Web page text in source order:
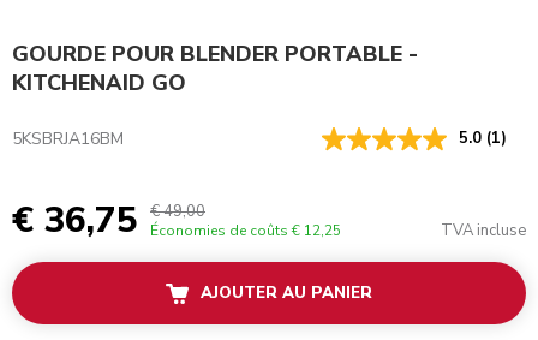
GOURDE POUR BLENDER PORTABLE -
KITCHENAID GO
5KSBRJA16BM 5.0 (1)
€ 36,75 € 49,00
Économies de coûts € 12,25 TVA incluse
AJOUTER AU PANIER